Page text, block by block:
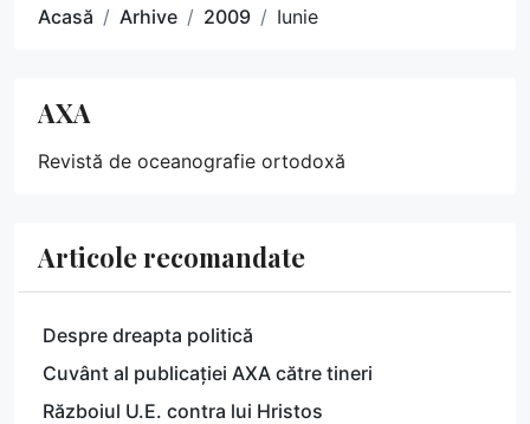
Acasă Arhive 2009 Iunie
AXA
Revistă de oceanografie ortodoxă
Articole recomandate
Despre dreapta politică
Cuvânt al publicației AXA către tineri
Războiul U.E. contra lui Hristos